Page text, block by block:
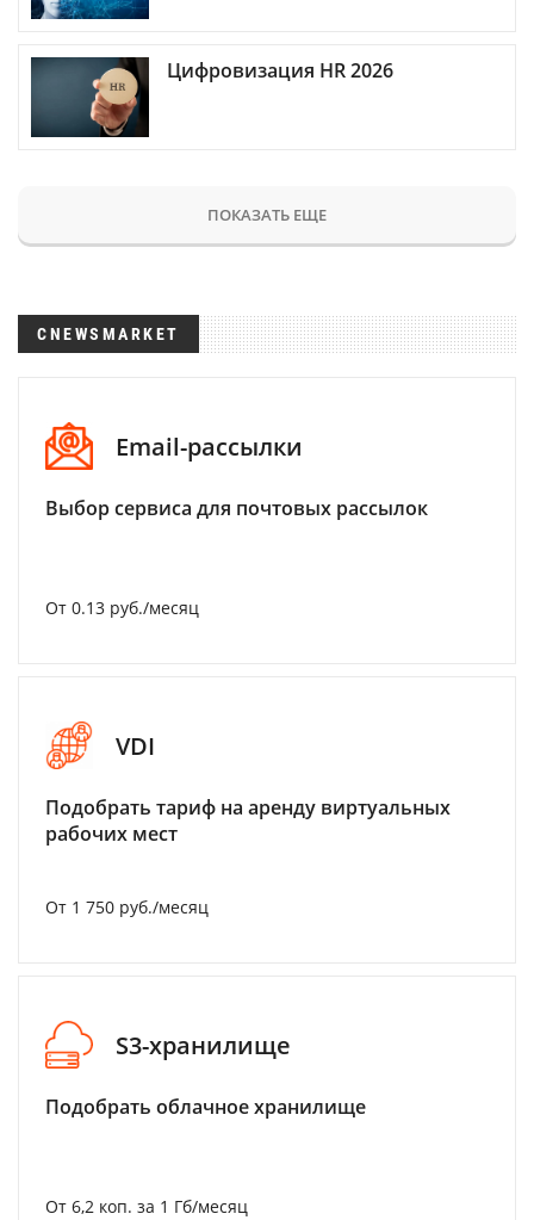
Цифровизация HR 2026
ПОКАЗАТЬ ЕЩЕ
CNEWSMARKET
Email-рассылки
Выбор сервиса для почтовых рассылок
От 0.13 руб./месяц
VDI
Подобрать тариф на аренду виртуальных
рабочих мест
От 1 750 руб./месяц
S3-хранилище
Подобрать облачное хранилище
От 6,2 коп. за 1 Гб/месяц